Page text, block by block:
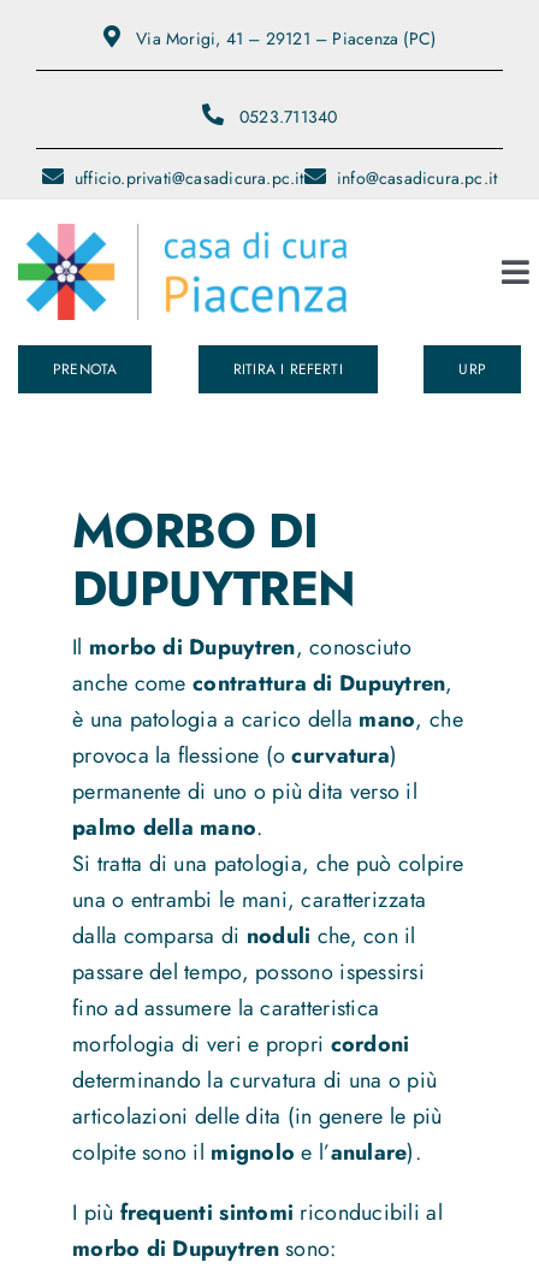
Via Morigi, 41 – 29121 – Piacenza (PC)
0523.711340
ufficio.privati@casadicura.pc.it info@casadicura.pc.it
Chi Siamo
Medici
Contatti
PRENOTA RITIRA I REFERTI URP
MORBO DI
DUPUYTREN
Il morbo di Dupuytren, conosciuto
anche come contrattura di Dupuytren,
è una patologia a carico della mano, che
provoca la flessione (ocurvatura)
permanente di uno o più dita verso il
palmo della mano.
Si tratta di una patologia, che può colpire
una o entrambi le mani, caratterizzata
dalla comparsa di noduli che, con il
passare del tempo, possono ispessirsi
fino ad assumere la caratteristica
morfologia di veri e propri cordoni
determinando la curvatura di una o più
articolazioni delle dita (in genere le più
colpite sono il mignolo e l’anulare).
I più frequenti sintomi riconducibili al
morbo di Dupuytrensono: